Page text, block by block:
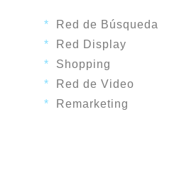
*
Red de Búsqueda
*
Red Display
* Shopping
*
Red de Video
*
Remarketing